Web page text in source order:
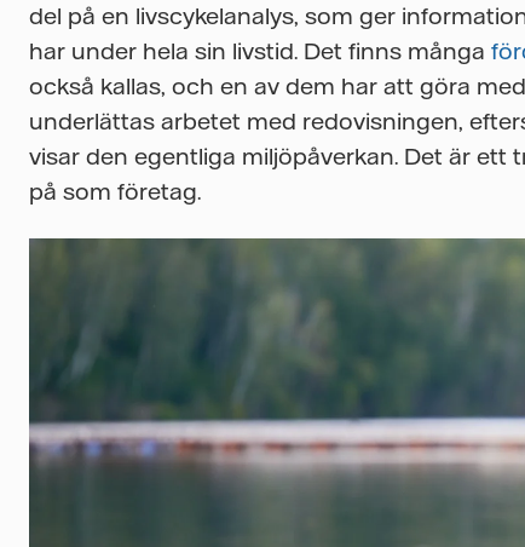
del på en livscykelanalys, som ger
har under hela sin livstid. Det finns många
också kallas, och en av dem har att göra
underlättas arbetet med redovisningen,
visar den egentliga miljöpåverkan. Det är
på som företag.